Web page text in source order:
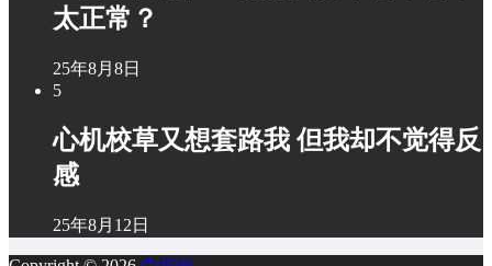
太正常？
25年8月8日
5
心机校草又想套路我 但我却不觉得反
感
25年8月12日